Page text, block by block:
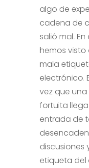
algo de
cadena de
salió mal.
hemos visto
mala
electrónico.
vez que
fortuita
entrada de
discusiones
etiqueta del